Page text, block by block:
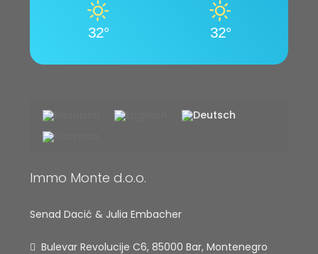
32° 32°
Immo Monte d.o.o.
Senad Dacić & Julia Embacher
Bulevar Revolucije C6, 85000 Bar, Montenegro